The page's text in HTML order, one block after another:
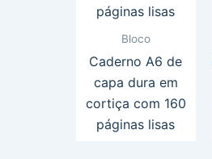
Bloco
Caderno A6 de
capa dura em
cortiça com 160
páginas lisas